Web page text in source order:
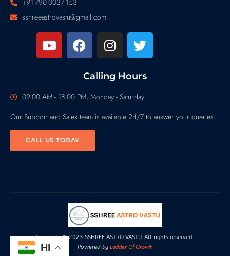
+91-790-0037-153
sshreeastrovastu@gmail.com
Calling Hours
09.00 AM - 18.00 PM, Monday - Saturday
Our Support and Sales team is available 24/7 to answer your queries
CALL US TODAY
Copyright© 2023 SSHREE ASTRO VASTU, All rights reserved.
Powered by Ladder Of Growth
HI